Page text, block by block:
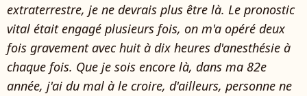
extraterrestre, je ne devrais plus être là. Le pronostic
vital était engagé plusieurs fois, on m'a opéré deux
fois gravement avec huit à dix heures d'anesthésie à
chaque fois. Que je sois encore là, dans ma 82e
année, j'ai du mal à le croire, d'ailleurs, personne ne